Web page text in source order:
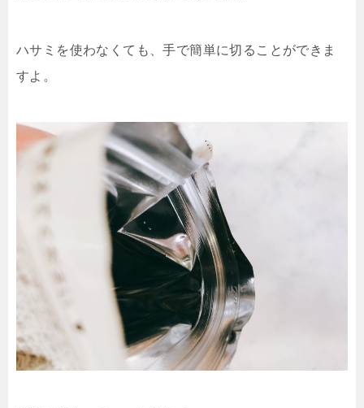
ハサミを使わなくても、手で簡単に切ることができま
すよ。